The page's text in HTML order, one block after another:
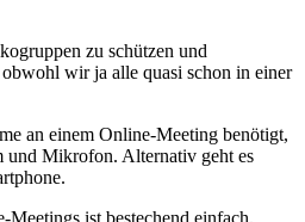
zu schützen und
wir ja alle quasi schon in einer
an einem Online-Meeting benötigt,
und Mikrofon. Alternativ geht es
ist bestechend einfach.